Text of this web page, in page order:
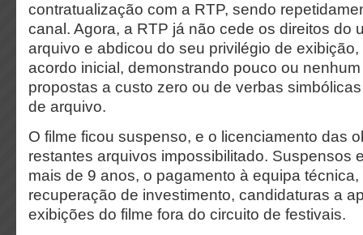
contratualização com a RTP, sendo
canal. Agora, a RTP já não cede os direitos do
arquivo e abdicou do seu privilégio de
acordo inicial, demonstrando pouco ou
propostas a custo zero ou de verbas
de arquivo.
O filme ficou suspenso, e o licenciamento das
restantes arquivos impossibilitado. Suspensos
mais de 9 anos, o pagamento à equipa
recuperação de investimento, candidaturas a
exibições do filme fora do circuito de festivais.